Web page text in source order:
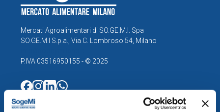
Mercati Agroalimentari di SO.GE.M.I. Spa
SO.GE.M.I S.p.a., Via C. Lombroso 54, Milano
P.IVA 03516950155 - © 2025